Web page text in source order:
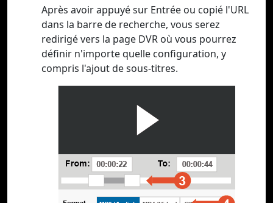
Après avoir appuyé sur Entrée ou copié l'URL
dans la barre de recherche, vous serez
redirigé vers la page DVR où vous pourrez
définir n'importe quelle configuration, y
compris l'ajout de sous-titres.